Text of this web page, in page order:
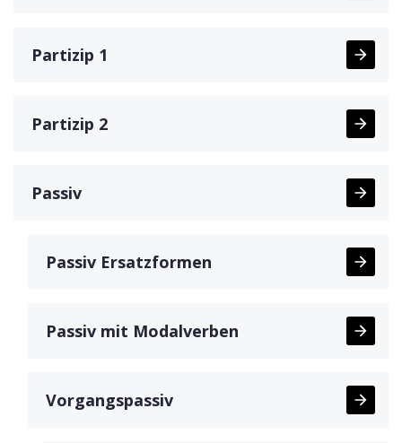
Partizip 1
Partizip 2
Passiv
Passiv Ersatzformen
Passiv mit Modalverben
Vorgangspassiv